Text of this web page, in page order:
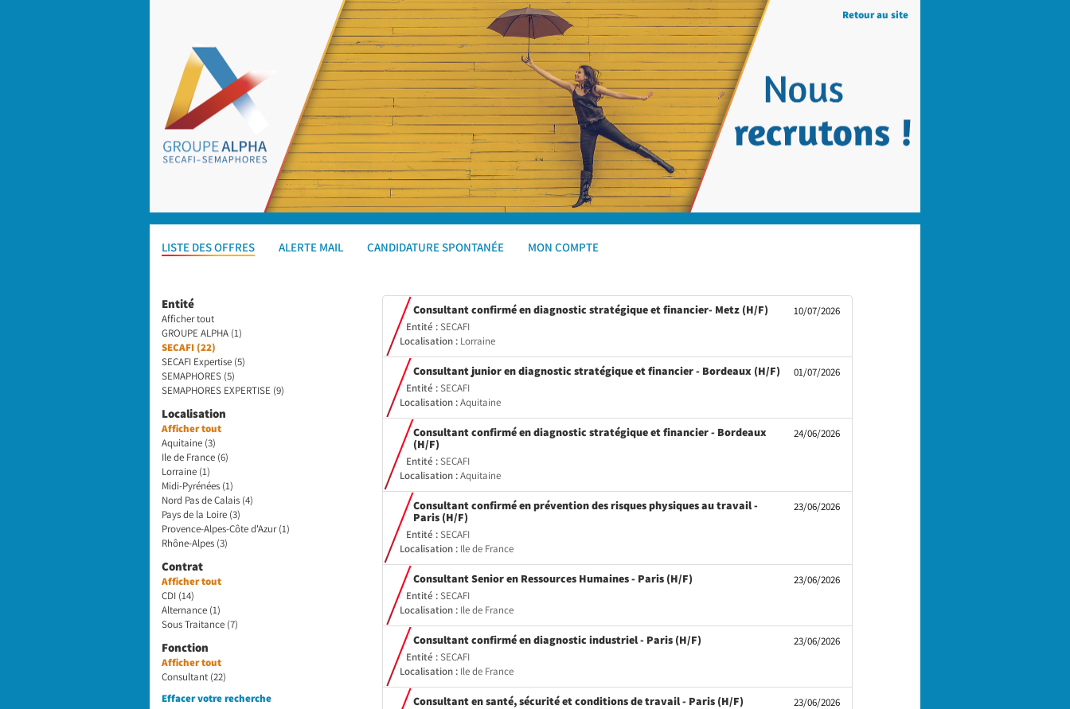
Retour au site
LISTE DES OFFRES ALERTE MAIL CANDIDATURE SPONTANÉE MON COMPTE
Entité
Afficher tout
GROUPE ALPHA (1)
SECAFI (22)
SECAFI Expertise (5)
SEMAPHORES (5)
SEMAPHORES EXPERTISE (9)
Localisation
Afficher tout
Aquitaine (3)
Ile de France (6)
Lorraine (1)
Midi-Pyrénées (1)
Nord Pas de Calais (4)
Pays de la Loire (3)
Provence-Alpes-Côte d'Azur (1)
Rhône-Alpes (3)
Contrat
Afficher tout
CDI (14)
Alternance (1)
Sous Traitance (7)
Fonction
Afficher tout
Consultant (22)
Effacer votre recherche
10/07/2026
Consultant confirmé en diagnostic stratégique et financier- Metz (H/F)(Nouvelle
fenêtre)
Entité :SECAFI
Localisation : Lorraine
01/07/2026
Consultant junior en diagnostic stratégique et financier - Bordeaux (H/F)(Nouvelle
fenêtre)
Entité :SECAFI
Localisation :Aquitaine
24/06/2026
Consultant confirmé en diagnostic stratégique et financier - Bordeaux
(H/F)(Nouvelle
fenêtre)
Entité :SECAFI
Localisation :Aquitaine
23/06/2026
Consultant confirmé en prévention des risques physiques au travail -
Paris (H/F)(Nouvelle
fenêtre)
Entité :SECAFI
Localisation : Ile de France
23/06/2026
Consultant Senior en Ressources Humaines - Paris (H/F)(Nouvelle
Entité :SECAFI
Localisation : Ile de France
23/06/2026
Consultant confirmé en diagnostic industriel - Paris (H/F)(Nouvelle
Entité :SECAFI
Localisation : Ile de France
23/06/2026
Consultant en santé, sécurité et conditions de travail - Paris (H/F)(Nouvelle